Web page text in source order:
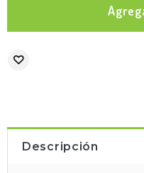
Descripción